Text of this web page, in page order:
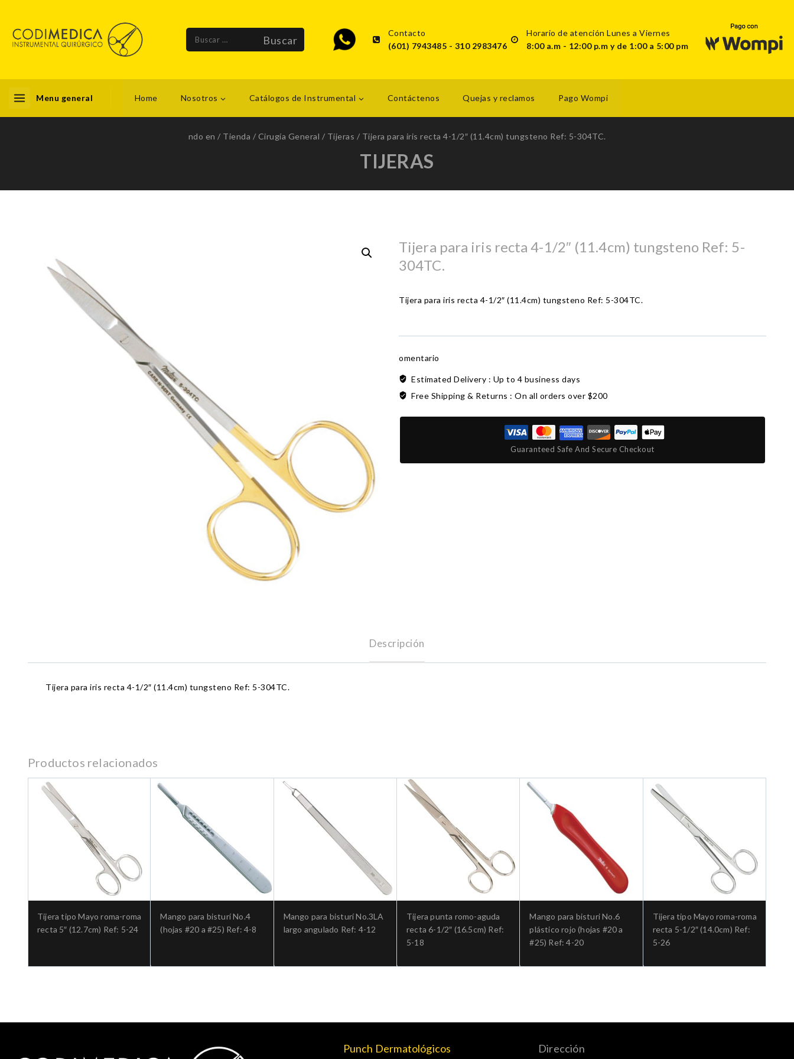
Contacto
(601) 7943485 - 310 2983476
Horario de atención Lunes a Viernes
8:00 a.m - 12:00 p.m y de 1:00 a 5:00 pm
Menu general Home Nosotros Catálogos de Instrumental Contáctenos Quejas y reclamos Pago Wompi
ndo en / Tienda / Cirugía General / Tijeras / Tijera para iris recta 4-1/2″ (11.4cm) tungsteno Ref: 5-304TC.
TIJERAS
Tijera para iris recta 4-1/2″ (11.4cm) tungsteno Ref: 5-
304TC.
Tijera para iris recta 4-1/2″ (11.4cm) tungsteno Ref: 5-304TC.
omentario
Estimated Delivery : Up to 4 business days
Free Shipping & Returns : On all orders over $200
Guaranteed Safe And Secure Checkout
Descripción
Tijera para iris recta 4-1/2″ (11.4cm) tungsteno Ref: 5-304TC.
Productos relacionados
Tijera tipo Mayo roma-roma
recta 5″ (12.7cm) Ref: 5-24
Mango para bisturí No.4
(hojas #20 a #25) Ref: 4-8
Mango para bisturí No.3LA
largo angulado Ref: 4-12
Tijera punta romo-aguda
recta 6-1/2″ (16.5cm) Ref:
5-18
Mango para bisturi No.6
plástico rojo (hojas #20 a
#25) Ref: 4-20
Tijera tipo Mayo roma-roma
recta 5-1/2″ (14.0cm) Ref:
5-26
Punch Dermatológicos
Dirección